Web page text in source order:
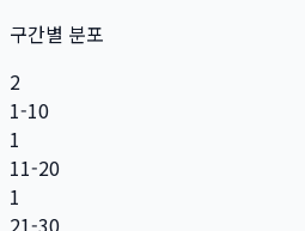
구간별 분포
2
1-10
1
11-20
1